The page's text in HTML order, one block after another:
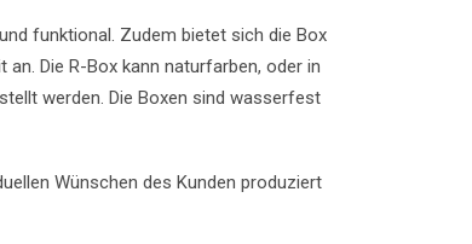
funktional. Zudem bietet sich die Box
Die R-Box kann naturfarben, oder in
werden. Die Boxen sind wasserfest
Wünschen des Kunden produziert